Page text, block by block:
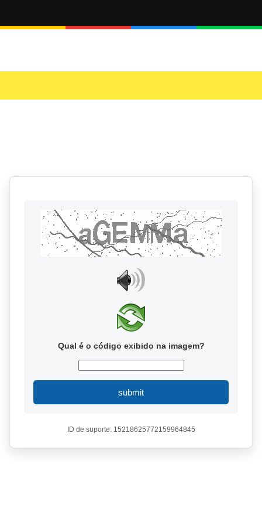
Qual é o código exibido na imagem?
submit
ID de suporte: 15218625772159964845